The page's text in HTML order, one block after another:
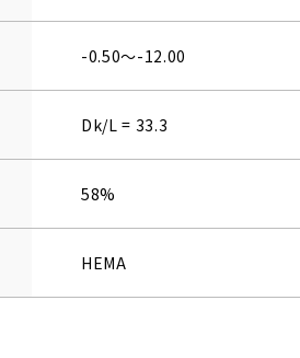
-0.50～-12.00
Dk/L = 33.3
58%
HEMA